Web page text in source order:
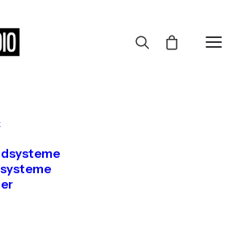
kündigt sich an
Großes an! Unser Shop ist in Arbeit und
wird bald veröffentlicht!